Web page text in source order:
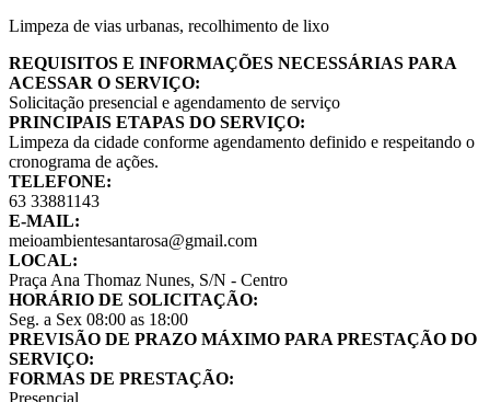
Limpeza de vias urbanas, recolhimento de lixo
REQUISITOS E INFORMAÇÕES NECESSÁRIAS PARA
ACESSAR O SERVIÇO:
Solicitação presencial e agendamento de serviço
PRINCIPAIS ETAPAS DO SERVIÇO:
Limpeza da cidade conforme agendamento definido e respeitando o
cronograma de ações.
TELEFONE:
63 33881143
E-MAIL:
meioambientesantarosa@gmail.com
LOCAL:
Praça Ana Thomaz Nunes, S/N - Centro
HORÁRIO DE SOLICITAÇÃO:
Seg. a Sex 08:00 as 18:00
PREVISÃO DE PRAZO MÁXIMO PARA PRESTAÇÃO DO
SERVIÇO:
FORMAS DE PRESTAÇÃO:
Presencial